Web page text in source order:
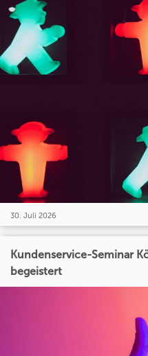
30. Juli 2026
Kundenservice-Seminar
begeistert